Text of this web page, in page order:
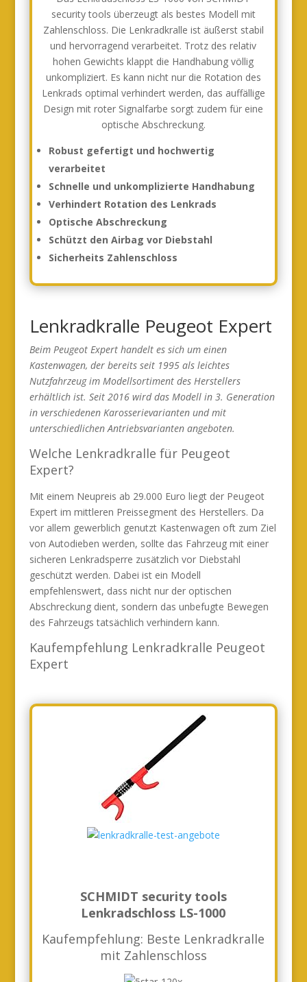
security tools überzeugt als bestes Modell mit
Zahlenschloss. Die Lenkradkralle ist äußerst stabil
und hervorragend verarbeitet. Trotz des relativ
hohen Gewichts klappt die Handhabung völlig
unkompliziert. Es kann nicht nur die Rotation des
Lenkrads optimal verhindert werden, das auffällige
Design mit roter Signalfarbe sorgt zudem für eine
optische Abschreckung.
Robust gefertigt und hochwertig
verarbeitet
Schnelle und unkomplizierte Handhabung
Verhindert Rotation des Lenkrads
Optische Abschreckung
Schützt den Airbag vor Diebstahl
Sicherheits Zahlenschloss
Lenkradkralle Peugeot Expert
Beim Peugeot Expert handelt es sich um einen
Kastenwagen, der bereits seit 1995 als leichtes
Nutzfahrzeug im Modellsortiment des Herstellers
erhältlich ist. Seit 2016 wird das Modell in 3. Generation
in verschiedenen Karosserievarianten und mit
unterschiedlichen Antriebsvarianten angeboten.
Welche Lenkradkralle für Peugeot
Expert?
Mit einem Neupreis ab 29.000 Euro liegt der Peugeot
Expert im mittleren Preissegment des Herstellers. Da
vor allem gewerblich genutzt Kastenwagen oft zum Ziel
von Autodieben werden, sollte das Fahrzeug mit einer
sicheren Lenkradsperre zusätzlich vor Diebstahl
geschützt werden. Dabei ist ein Modell
empfehlenswert, dass nicht nur der optischen
Abschreckung dient, sondern das unbefugte Bewegen
des Fahrzeugs tatsächlich verhindern kann.
Kaufempfehlung Lenkradkralle Peugeot
Expert
SCHMIDT security tools
Lenkradschloss LS-1000
Kaufempfehlung: Beste Lenkradkralle
mit Zahlenschloss